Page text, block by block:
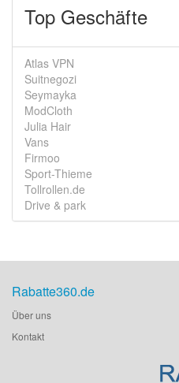
Top Geschäfte
Atlas VPN
Suitnegozi
Seymayka
ModCloth
Julia Hair
Vans
Firmoo
Sport-Thieme
Tollrollen.de
Drive & park
Rabatte360.de
Über uns
Kontakt